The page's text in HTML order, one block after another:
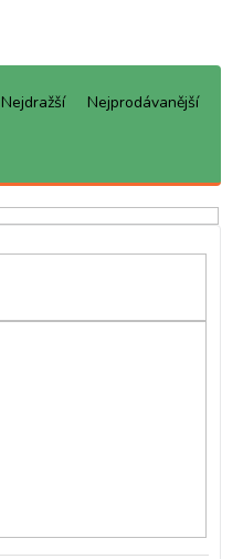
Nejdražší Nejprodávanější